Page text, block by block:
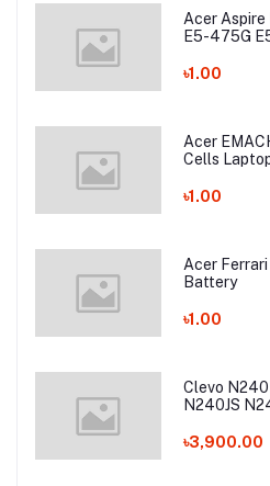
Acer
E5-475G
Battery
৳1.00
Acer
Cells
৳1.00
Acer
Battery
৳1.00
Clevo
N240JS
৳3,900.00